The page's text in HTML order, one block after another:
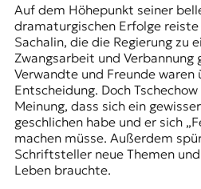
Auf dem Höhepunkt seiner
dramaturgischen Erfolge reiste
Sachalin, die die Regierung zu
Zwangsarbeit und
Verwandte und Freunde
Entscheidung. Doch
Meinung, dass sich ein
geschlichen habe und er sich
machen müsse. Außerdem
Schriftsteller neue Themen
Leben brauchte.